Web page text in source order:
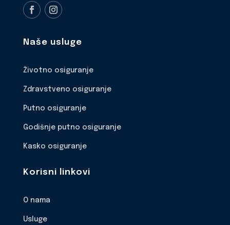
Naše usluge
Životno osiguranje
Zdravstveno osiguranje
Putno osiguranje
Godišnje putno osiguranje
Kasko osiguranje
Korisni linkovi
O nama
Usluge